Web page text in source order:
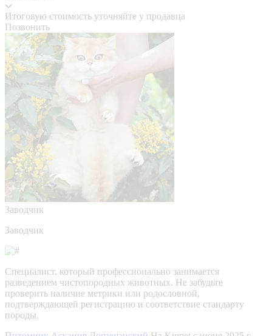
Итоговую стоимость уточняйте у продавца
Позвонить
Заводчик
Заводчик
Специалист, который профессионально занимается
разведением чистопородных животных. Не забудьте
проверить наличие метрики или родословной,
подтверждающей регистрацию и соответствие стандарту
породы.